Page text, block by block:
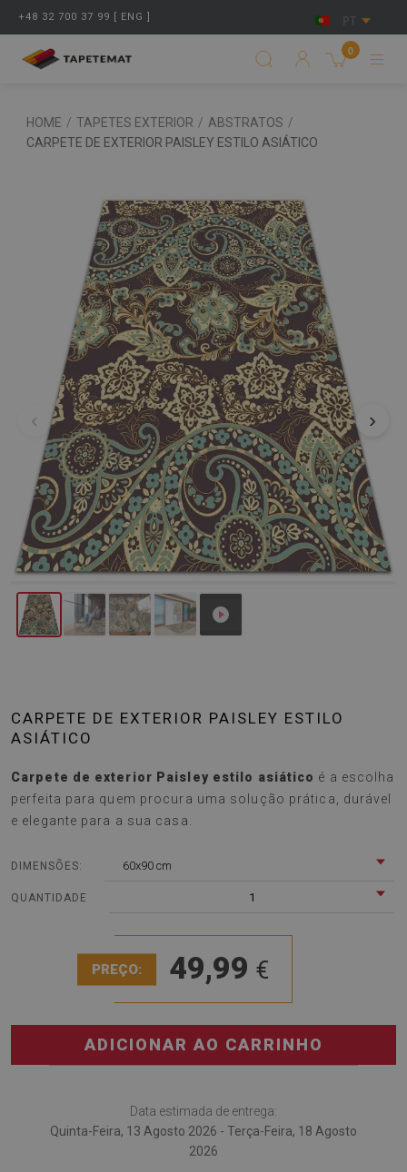
+48 32 700 37 99 [ ENG ] PT
0
HOME / TAPETES EXTERIOR / ABSTRATOS /
CARPETE DE EXTERIOR PAISLEY ESTILO ASIÁTICO
‹ ›
CARPETE DE EXTERIOR PAISLEY ESTILO
ASIÁTICO
Carpete de exterior Paisley estilo asiático é a escolha
perfeita para quem procura uma solução prática, durável
e elegante para a sua casa.
DIMENSÕES: 60x90 cm
QUANTIDADE 1
PREÇO: 49,99 €
ADICIONAR AO CARRINHO
Data estimada de entrega:
Quinta-Feira, 13 Agosto 2026 - Terça-Feira, 18 Agosto
2026